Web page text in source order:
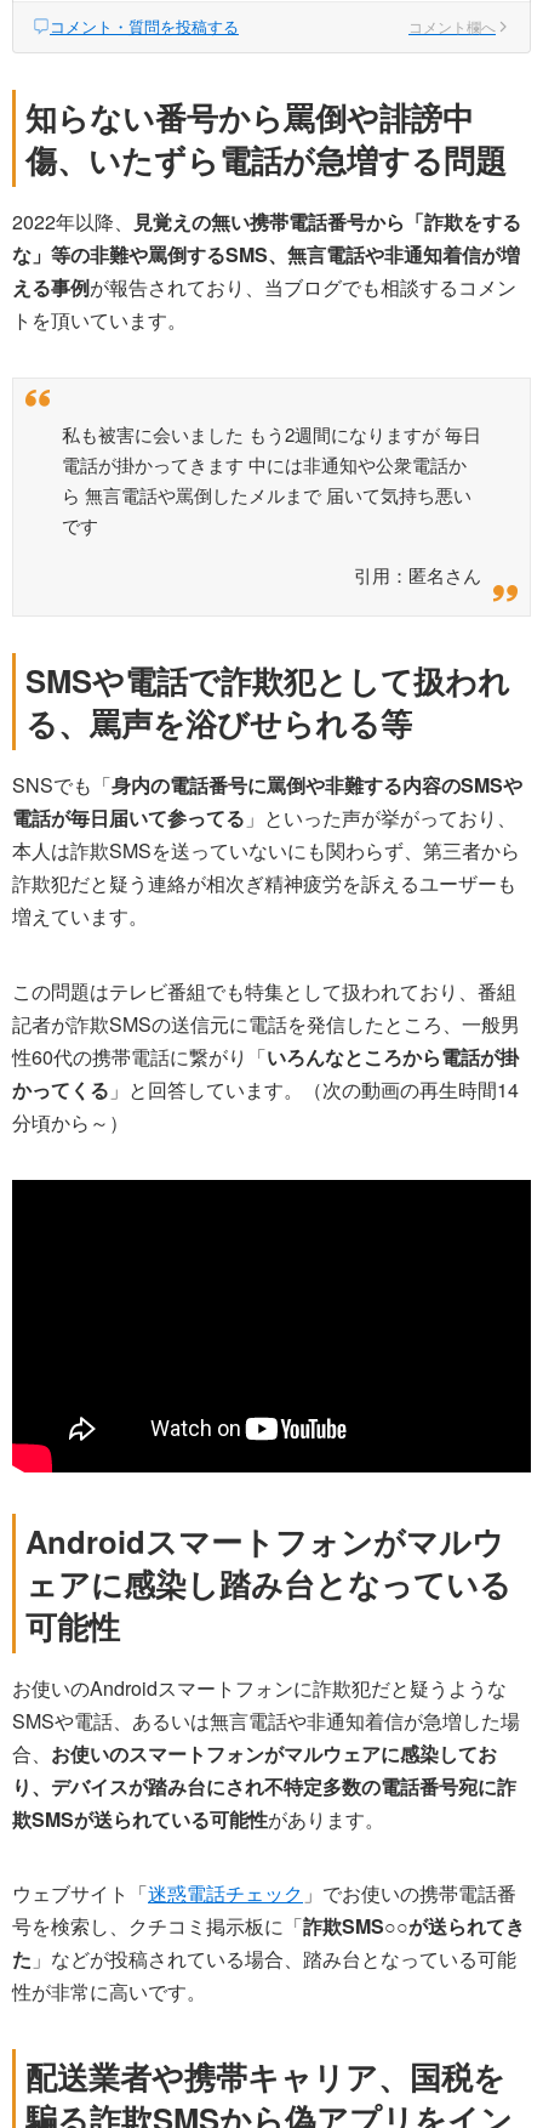
コメント・質問を投稿する コメント欄へ
知らない番号から罵倒や誹謗中
傷、いたずら電話が急増する問題
2022年以降、
見覚えの無い携帯電話番号から「詐欺をする
な」等の非難や罵倒するSMS、無言電話や非通知着信が増
える事例が報告されており、当ブログでも相談するコメン
トを頂いています。
私も被害に会いました もう2週間になりますが 毎日
電話が掛かってきます 中には非通知や公衆電話か
ら 無言電話や罵倒したメルまで 届いて気持ち悪い
です
引用：匿名さん
SMSや電話で詐欺犯として扱われ
る、罵声を浴びせられる等
SNSでも「身内の電話番号に罵倒や非難する内容のSMSや
電話が毎日届いて参ってる 」といった声が挙がっており、
本人は詐欺SMSを送っていないにも関わらず、第三者から
詐欺犯だと疑う連絡が相次ぎ精神疲労を訴えるユーザーも
増えています。
この問題はテレビ番組でも特集として扱われており、番組
記者が詐欺SMSの送信元に電話を発信したところ、一般男
性60代の携帯電話に繋がり「いろんなところから電話が掛
かってくる 」と回答しています。（次の動画の再生時間14
分頃から～）
Androidスマートフォンがマルウ
ェアに感染し踏み台となっている
可能性
お使いのAndroidスマートフォンに詐欺犯だと疑うような
SMSや電話、あるいは無言電話や非通知着信が急増した場
合、 お使いのスマートフォンがマルウェアに感染してお
り、デバイスが踏み台にされ不特定多数の電話番号宛に詐
欺SMSが送られている可能性があります。
ウェブサイト「迷惑電話チェック 」でお使いの携帯電話番
号を検索し、クチコミ掲示板に「詐欺SMS○○が送られてき
た 」などが投稿されている場合、踏み台となっている可能
性が非常に高いです。
配送業者や携帯キャリア、国税を